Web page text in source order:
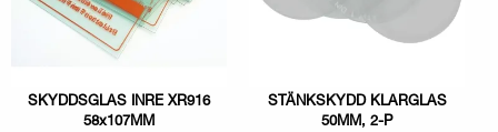
SKYDDSGLAS INRE XR916
58x107MM
STÄNKSKYDD KLARGLAS
50MM, 2-P